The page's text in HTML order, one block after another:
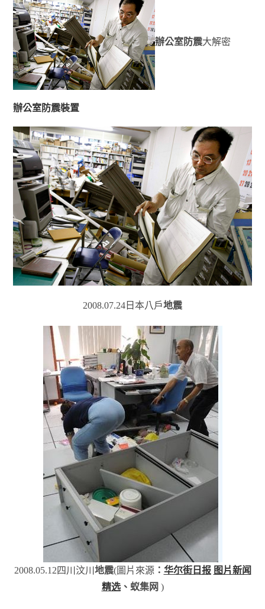
辦公室防震大解密
辦公室防震裝置
2008.07.24日本八戶地震
2008.05.12四川汶川 地震(圖片來源 ： 华尔街日报 图片新闻
精选、蚁集网 )